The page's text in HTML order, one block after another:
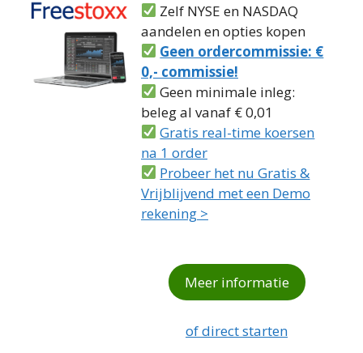
Zelf NYSE en NASDAQ
aandelen en opties kopen
Geen ordercommissie: €
0,- commissie!
Geen minimale inleg:
beleg al vanaf € 0,01
Gratis real-time koersen
na 1 order
Probeer het nu Gratis &
Vrijblijvend met een Demo
rekening >
Meer informatie
of direct starten